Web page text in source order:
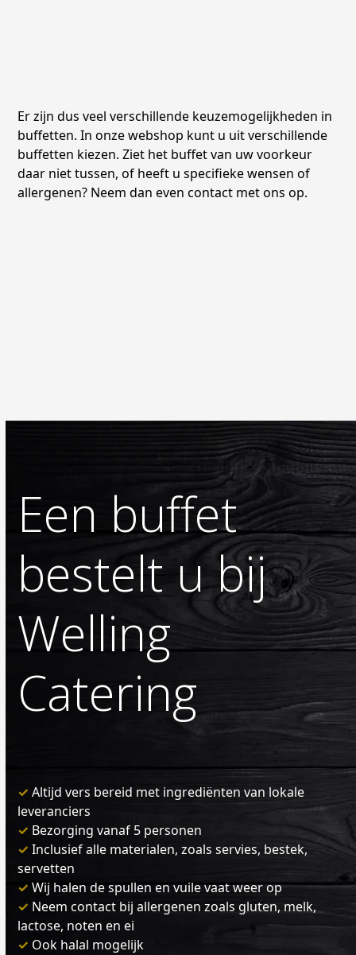
Er zijn dus veel verschillende keuzemogelijkheden in
buffetten. In onze webshop kunt u uit verschillende
buffetten kiezen. Ziet het buffet van uw voorkeur
daar niet tussen, of heeft u specifieke wensen of
allergenen? Neem dan even contact met ons op.
Een buffet
bestelt u bij
Welling
Catering
✓ Altijd vers bereid met ingrediënten van lokale
leveranciers
✓ Bezorging vanaf 5 personen
✓ Inclusief alle materialen, zoals servies, bestek,
servetten
✓ Wij halen de spullen en vuile vaat weer op
✓ Neem contact bij allergenen zoals gluten, melk,
lactose, noten en ei
✓ Ook halal mogelijk